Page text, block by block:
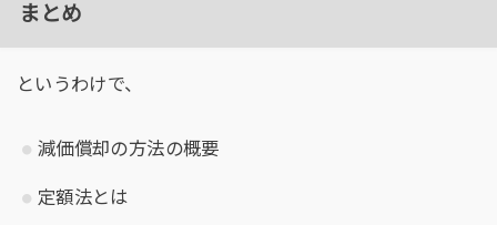
まとめ
というわけで、
減価償却の方法の概要
定額法とは